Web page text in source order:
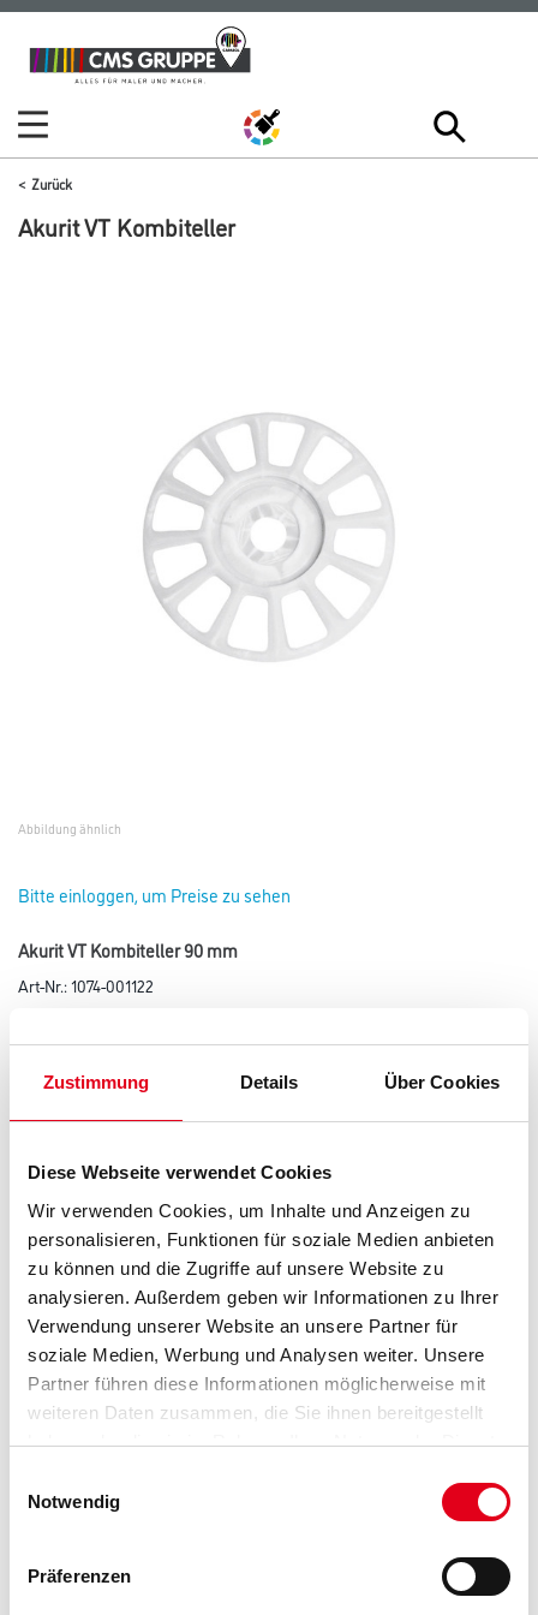
Zustimmung Details Über Cookies
Diese Webseite verwendet Cookies
Wir verwenden Cookies, um Inhalte und Anzeigen zu
personalisieren, Funktionen für soziale Medien anbieten
zu können und die Zugriffe auf unsere Website zu
analysieren. Außerdem geben wir Informationen zu Ihrer
Verwendung unserer Website an unsere Partner für
soziale Medien, Werbung und Analysen weiter. Unsere
Partner führen diese Informationen möglicherweise mit
weiteren Daten zusammen, die Sie ihnen bereitgestellt
haben oder die sie im Rahmen Ihrer Nutzung der Dienste
Notwendig
Präferenzen
Zum
Inhalt
Zum
Navigationsmenü
Zurück
Akurit VT Kombiteller
Abbildung ähnlich
Bitte einloggen, um Preise zu sehen
Akurit VT Kombiteller 90 mm
Art-Nr.:1074-001122
mit STR U2G Schraubdübel, H2 Schlagdübel und STR-H
Gebinde
Umrechnungsfaktoren